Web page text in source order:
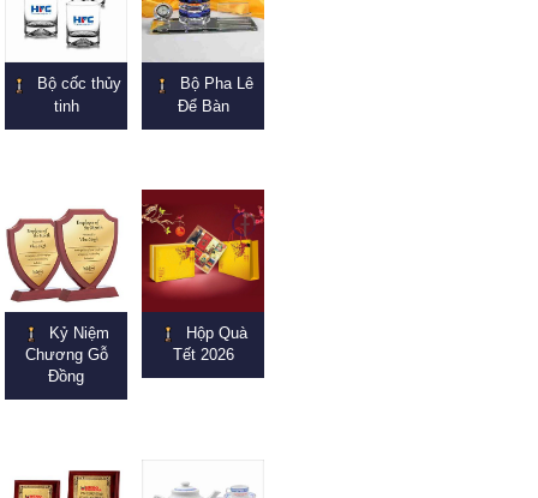
Bộ cốc thủy
tinh
Bộ Pha Lê
Để Bàn
Kỷ Niệm
Chương Gỗ
Đồng
Hộp Quà
Tết 2026